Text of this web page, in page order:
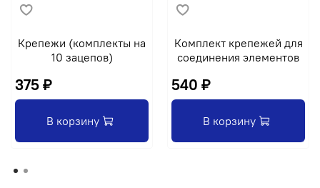
Крепежи (комплекты на
10 зацепов)
375 ₽
В корзину
Комплект крепежей для
соединения элементов
540 ₽
В корзину